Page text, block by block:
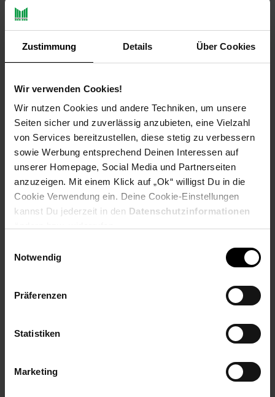
Zustimmung Details Über Cookies
Wir verwenden Cookies!
Wir nutzen Cookies und andere Techniken, um unsere
Seiten sicher und zuverlässig anzubieten, eine Vielzahl
von Services bereitzustellen, diese stetig zu verbessern
sowie Werbung entsprechend Deinen Interessen auf
unserer Homepage, Social Media und Partnerseiten
anzuzeigen. Mit einem Klick auf „Ok“ willigst Du in die
Cookie Verwendung ein. Deine Cookie-Einstellungen
kannst Du jederzeit in den Datenschutzinformationen
Notwendig
Präferenzen
Statistiken
Marketing
Payback Punkte Basis°Punkte:
49
Extra°Punkte:
0
Produktbeschreibung
Schneckengehäuse aus Metall-Guss Edelstahl-Kreuzmesser
mit 4 Flügeln Tasten mit LED-Beleuchtung Ein/Aus-Taste und
Lochscheiben für das Verarbeiten von gröberen Fleisch,
Artikel gehört zur Kategorie: